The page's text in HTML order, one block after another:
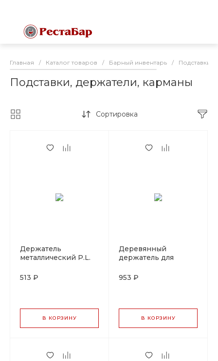
Главная / Каталог товаров / Барный инвентарь / Подставки,
Подставки, держатели, карманы
Сортировка
Держатель
металлический P.L.
513 ₽
В КОРЗИНУ
Деревянный
держатель для
Proff Coffee
953 ₽
В КОРЗИНУ